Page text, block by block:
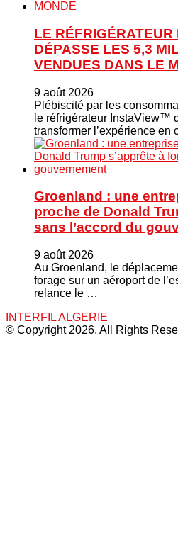
LE
DÉPASSE LES 5,3
VENDUES DANS LE
9 août 2026
Plébiscité par les
le réfrigérateur InstaView™
transformer l’expérience
Groenland : une
proche de Donald
sans l’accord du
9 août 2026
Au Groenland, le
forage sur un aéroport de
relance le …
INTERFIL ALGERIE
© Copyright 2026, All Rights